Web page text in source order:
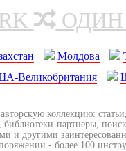
ОДИН
Молдова
Великобритания
коллекцию:
партнеры,
и другими
- более 100